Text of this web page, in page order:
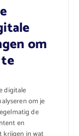
om
digitale
om je
de
en